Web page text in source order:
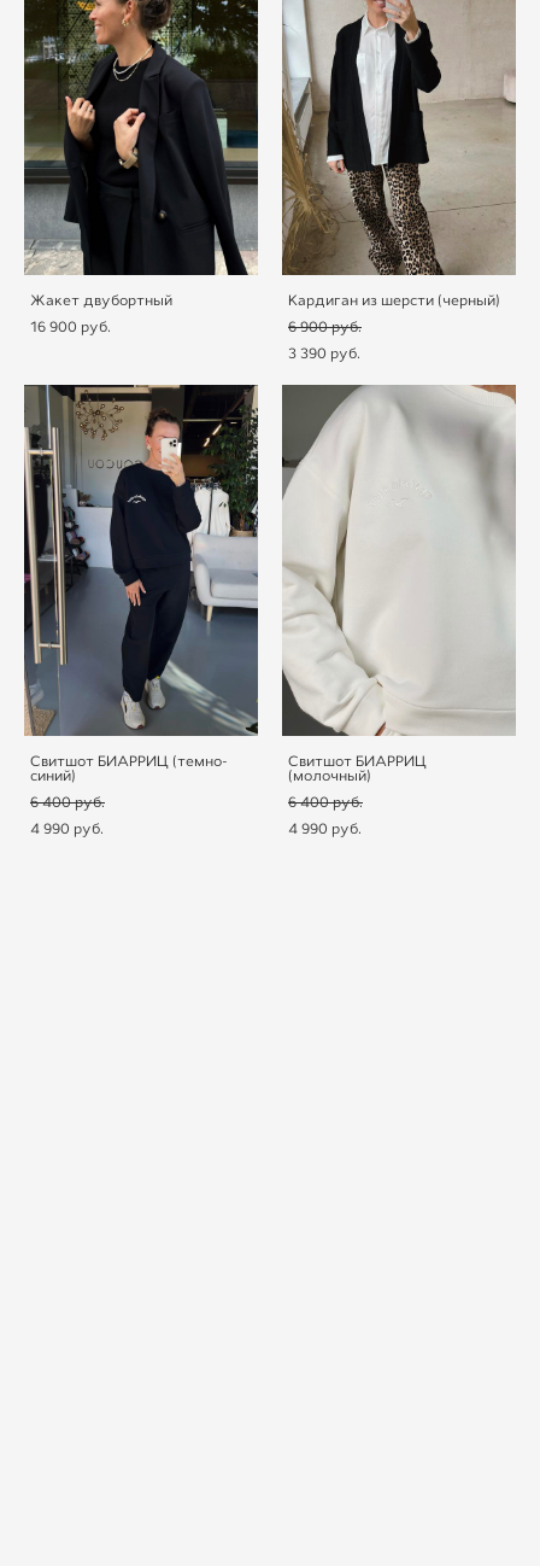
Жакет двубортный
16 900 pуб.
Кардиган из шерсти (черный)
6 900 pуб.
3 390 pуб.
Свитшот БИАРРИЦ (темно-
синий)
6 400 pуб.
4 990 pуб.
Свитшот БИАРРИЦ
(молочный)
6 400 pуб.
4 990 pуб.